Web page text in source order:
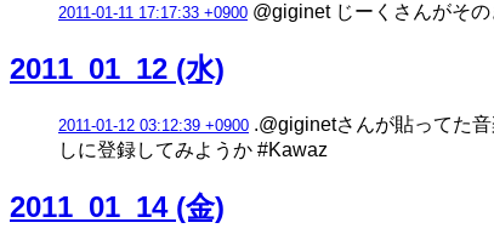
2011-01-11 17:17:33 +0900 @giginet じーくさんがそ
2011_01_12 (水)
2011-01-12 03:12:39 +0900 .@giginetさんが貼ってた
しに登録してみようか #Kawaz
2011_01_14 (金)